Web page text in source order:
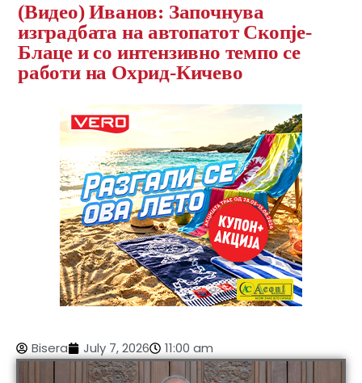
(Видео) Иванов: Започнува
изградбата на автопатот Скопје-
Блаце и со интензивно темпо се
работи на Охрид-Кичево
Bisera July 7, 2026 11:00 am